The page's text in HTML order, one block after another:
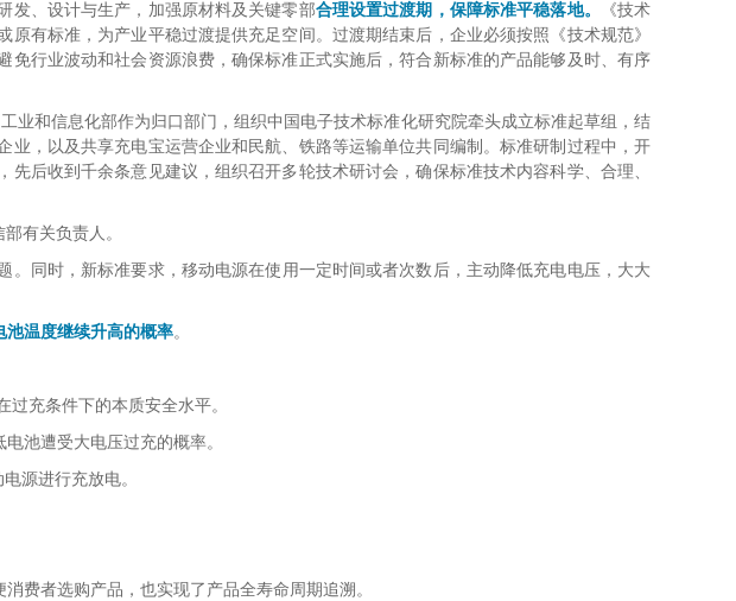
发、设计与生产，加强原材料及关键零部合理设置过渡期，保障标准平稳落地。
《技术
有标准，为产业平稳过渡提供充足空间。过渡期结束后，企业必须按照《技术规范》
行业波动和社会资源浪费，确保标准正式实施后，符合新标准的产品能够及时、有序
业和信息化部作为归口部门，组织中国电子技术标准化研究院牵头成立标准起草组，结
，以及共享充电宝运营企业和民航、铁路等运输单位共同编制。标准研制过程中，开
后收到千余条意见建议，组织召开多轮技术研讨会，确保标准技术内容科学、合理、
有关负责人。
同时，新标准要求，移动电源在使用一定时间或者次数后，主动降低充电电压，大大
池温度继续升高的概率。
充条件下的本质安全水平。
池遭受大电压过充的概率。
源进行充放电。
费者选购产品，也实现了产品全寿命周期追溯。